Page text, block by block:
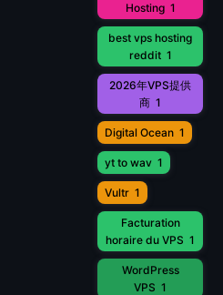
Hosting 1
best vps hosting
reddit 1
2026年VPS提供
商 1
Digital Ocean 1
yt to wav 1
Vultr 1
Facturation
horaire du VPS 1
WordPress
VPS 1